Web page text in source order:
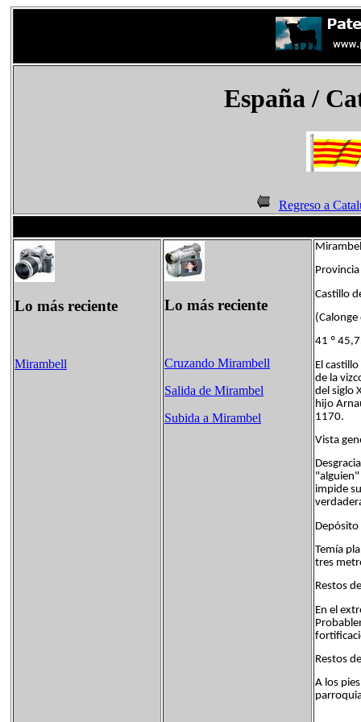
España/
Regreso a
Lo más reciente
Mirambell
Lo más reciente
Cruzando Mirambell
Salida de Mirambel
Subida a Mirambel
Castillo
(Calonge
41 º
El
de la
del siglo
hijo
1170.
Vista
"alguien"
impide
Depósito
Temía
tres
Restos
En el
Restos
A los